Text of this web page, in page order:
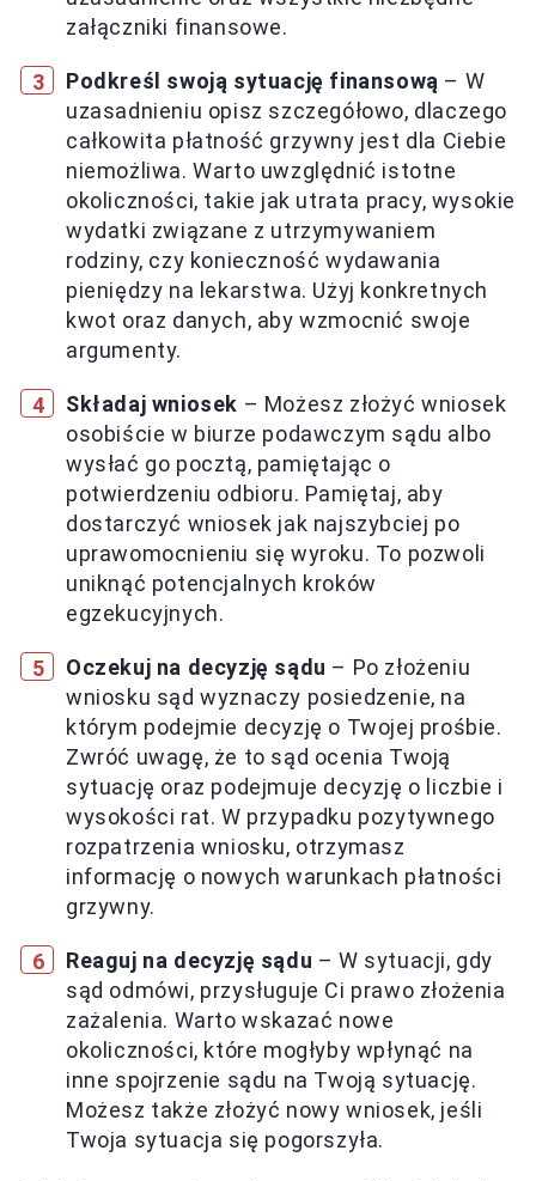
załączniki finansowe.
Podkreśl swoją sytuację finansową – W
uzasadnieniu opisz szczegółowo, dlaczego
całkowita płatność grzywny jest dla Ciebie
niemożliwa. Warto uwzględnić istotne
okoliczności, takie jak utrata pracy, wysokie
wydatki związane z utrzymywaniem
rodziny, czy konieczność wydawania
pieniędzy na lekarstwa. Użyj konkretnych
kwot oraz danych, aby wzmocnić swoje
argumenty.
Składaj wniosek – Możesz złożyć wniosek
osobiście w biurze podawczym sądu albo
wysłać go pocztą, pamiętając o
potwierdzeniu odbioru. Pamiętaj, aby
dostarczyć wniosek jak najszybciej po
uprawomocnieniu się wyroku. To pozwoli
uniknąć potencjalnych kroków
egzekucyjnych.
Oczekuj na decyzję sądu – Po złożeniu
wniosku sąd wyznaczy posiedzenie, na
którym podejmie decyzję o Twojej prośbie.
Zwróć uwagę, że to sąd ocenia Twoją
sytuację oraz podejmuje decyzję o liczbie i
wysokości rat. W przypadku pozytywnego
rozpatrzenia wniosku, otrzymasz
informację o nowych warunkach płatności
grzywny.
Reaguj na decyzję sądu – W sytuacji, gdy
sąd odmówi, przysługuje Ci prawo złożenia
zażalenia. Warto wskazać nowe
okoliczności, które mogłyby wpłynąć na
inne spojrzenie sądu na Twoją sytuację.
Możesz także złożyć nowy wniosek, jeśli
Twoja sytuacja się pogorszyła.